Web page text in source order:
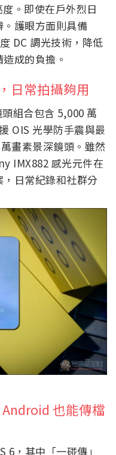
。即使在戶外烈日
護眼方面則具備
DC 調光技術，降低
成的負擔。
日常拍攝夠用
組合包含 5,000 萬
OIS 光學防手震與最
畫素景深鏡頭。雖然
IMX882 感光元件在
日常紀錄和社群分
也能傳檔
，其中「一碰傳」